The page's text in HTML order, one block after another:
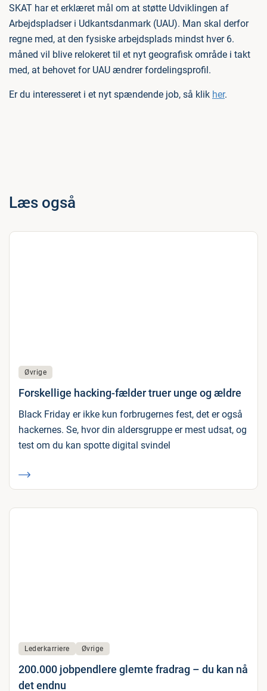
SKAT har et erklæret mål om at støtte Udviklingen af
Arbejdspladser i Udkantsdanmark (UAU). Man skal derfor
regne med, at den fysiske arbejdsplads mindst hver 6.
måned vil blive relokeret til et nyt geografisk område i takt
med, at behovet for UAU ændrer fordelingsprofil.
Er du interesseret i et nyt spændende job, så klik her.
Læs også
Øvrige
Forskellige hacking-fælder truer unge og ældre
Black Friday er ikke kun forbrugernes fest, det er også
hackernes. Se, hvor din aldersgruppe er mest udsat, og
test om du kan spotte digital svindel
Lederkarriere Øvrige
200.000 jobpendlere glemte fradrag – du kan nå
det endnu